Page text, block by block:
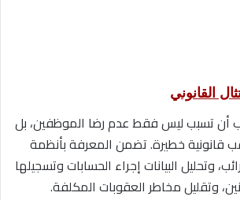
القانوني
أن تسبب ليس فقط عدم رضا الموظفين، بل
قانونية خطيرة. تضمن المعرفة بأنظمة
وتحليل البيانات إجراء الحسابات وتسجيلها
وتقليل مخاطر العقوبات المكلفة.